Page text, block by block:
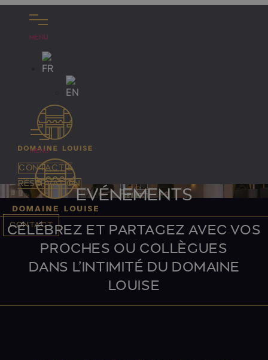
contenuMENU
CONTACT &
RÉSERVATION
MENU
CONTACT
EVÉNEMENTS
CÉLÉBREZ ET PARTAGEZ AVEC VOS
PROCHES OU COLLÈGUES
DANS L’INTIMITÉ DU DOMAINE
LOUISE